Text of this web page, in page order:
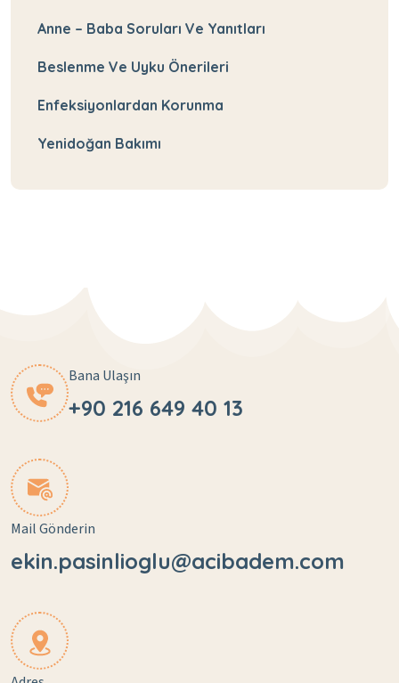
Anne – Baba Soruları Ve Yanıtları
Beslenme Ve Uyku Önerileri
Enfeksiyonlardan Korunma
Yenidoğan Bakımı
Bana Ulaşın
+90 216 649 40 13
Mail Gönderin
ekin.pasinlioglu@acibadem.com